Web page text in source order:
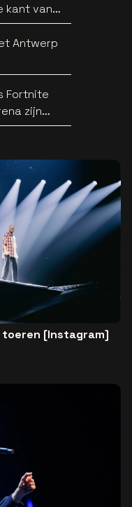
kant van
Antwerp
Fortnite
zijn
[Instagram]